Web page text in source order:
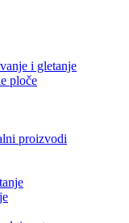
i gletanje
ploče
proizvodi